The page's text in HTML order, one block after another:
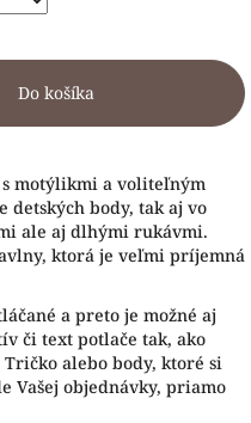
Do košíka
motýlikmi a voliteľným
detských body, tak aj vo
ale aj dlhými rukávmi.
ktorá je veľmi príjemná
a preto je možné aj
či text potlače tak, ako
alebo body, ktoré si
Vašej objednávky, priamo